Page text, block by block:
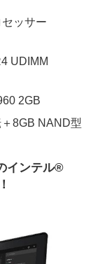
ッサー
UDIMM
2GB
8GB NAND型
インテル®